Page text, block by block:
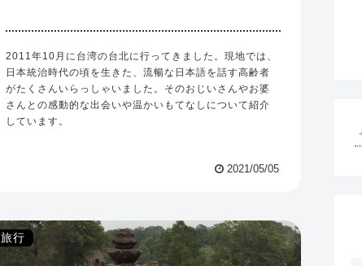
2011年10月に台湾の台北に行ってきました。現地では、
日本統治時代の頃を生きた、流暢な日本語を話す高齢者
がたくさんいらっしゃいました。そのおじいさんやお婆
さんとの感動的な出会いや温かいもてなしについて紹介
しています。
2021/05/05
旅行